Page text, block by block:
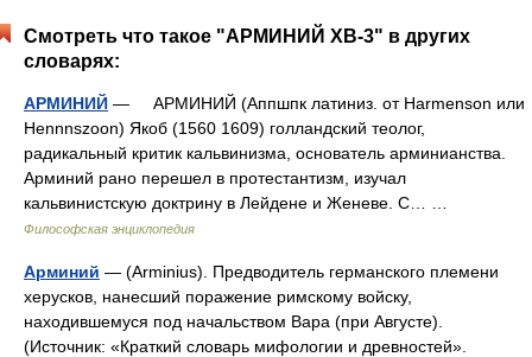
Смотреть что такое "АРМИНИЙ ХВ-3" в других
словарях:
АРМИНИЙ — АРМИНИЙ (Аппшпк латиниз. от Harmenson или
Hennnszoon) Якоб (1560 1609) голландский теолог,
радикальный критик кальвинизма, основатель арминианства.
Арминий рано перешел в протестантизм, изучал
кальвинистскую доктрину в Лейдене и Женеве. С… …
Философская энциклопедия
Арминий — (Arminius). Предводитель германского племени
херусков, нанесший поражение римскому войску,
находившемуся под начальством Вара (при Августе).
(Источник: «Краткий словарь мифологии и древностей».